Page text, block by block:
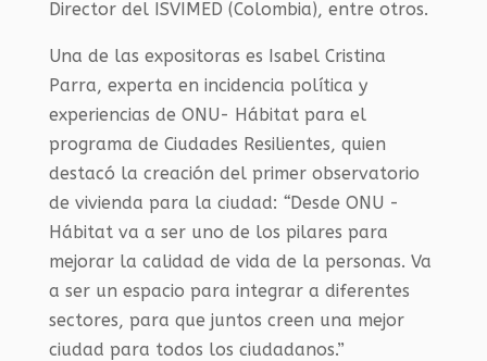
Director del ISVIMED (Colombia), entre otros.
Una de las expositoras es Isabel Cristina
Parra, experta en incidencia política y
experiencias de ONU- Hábitat para el
programa de Ciudades Resilientes, quien
destacó la creación del primer observatorio
de vivienda para la ciudad: “Desde ONU -
Hábitat va a ser uno de los pilares para
mejorar la calidad de vida de la personas. Va
a ser un espacio para integrar a diferentes
sectores, para que juntos creen una mejor
ciudad para todos los ciudadanos.”